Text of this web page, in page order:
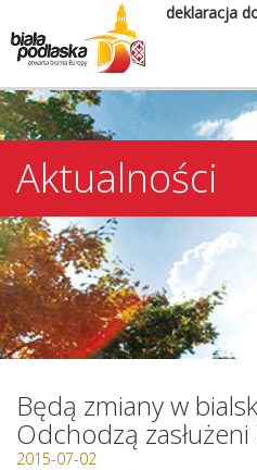
deklaracja
Aktualności
Będą zmiany w
Odchodzą zasłużeni
2015-07-02